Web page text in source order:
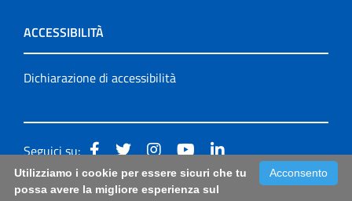
ACCESSIBILITÀ
Dichiarazione di accessibilità
Seguici su:
Accessibilità: form di segnalazione di prima istanza per
Acconsento
Utilizziamo i cookie per essere sicuri che tu
possa avere la migliore esperienza sul